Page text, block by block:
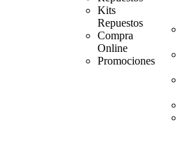
Kits
Repuestos
Compra
Online
Promociones